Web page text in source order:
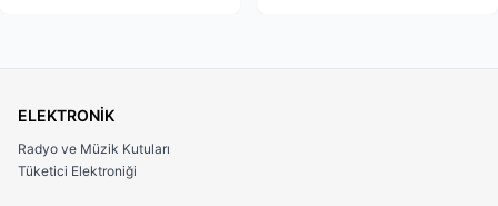
dokuya zarar vermez. Uzun ömürlü bıçak yapısı ve pil
bir kişisel bakım yatırımıdır.
ELEKTRONİK
Radyo ve Müzik Kutuları
Tüketici Elektroniği